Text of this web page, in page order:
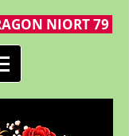
NIORT 79